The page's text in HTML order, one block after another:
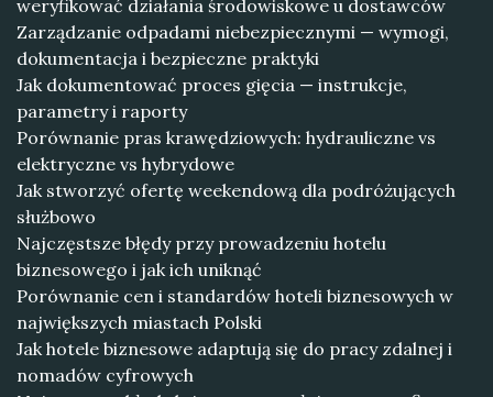
weryfikować działania środowiskowe u dostawców
Zarządzanie odpadami niebezpiecznymi — wymogi,
dokumentacja i bezpieczne praktyki
Jak dokumentować proces gięcia — instrukcje,
parametry i raporty
Porównanie pras krawędziowych: hydrauliczne vs
elektryczne vs hybrydowe
Jak stworzyć ofertę weekendową dla podróżujących
służbowo
Najczęstsze błędy przy prowadzeniu hotelu
biznesowego i jak ich uniknąć
Porównanie cen i standardów hoteli biznesowych w
największych miastach Polski
Jak hotele biznesowe adaptują się do pracy zdalnej i
nomadów cyfrowych